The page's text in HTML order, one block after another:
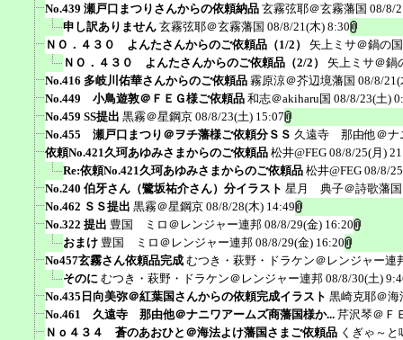
No.439 瀬戸口まつりさんからの依頼納品 玄霧弦耶＠玄霧藩国 08/8/
申し訳ありません 玄霧弦耶＠玄霧藩国 08/8/21(木) 8:30
ＮＯ．４３０ よんたさんからのご依頼品（1/2）
矢上ミサ＠鍋の国
ＮＯ．４３０ よんたさんからのご依頼品（2/2）
矢上ミサ＠鍋
No.416 多岐川佑華さんからのご依頼品 霧原涼＠芥辺境藩国 08/8/21(
No.449 小鳥遊敦＠ＦＥＧ様ご依頼品 和志＠akiharu国 08/8/23(土)
No.459 SS提出 黒霧＠星鋼京 08/8/23(土) 15:07
No.455 瀬戸口まつり＠ヲチ藩様ご依頼分ＳＳ 久遠寺 那由他＠ナ
依頼No.421久珂あゆみさまからのご依頼品 松井@FEG 08/8/25(月)
Re:依頼No.421久珂あゆみさまからのご依頼品 松井@FEG 08/8/
No.240 伯牙さん（鷺坂祐介さん）分イラスト 星月 典子＠詩歌藩国
No.462 ＳＳ提出 黒霧＠星鋼京 08/8/28(木) 14:49
No.322 提出 豊国 ミロ＠レンジャー連邦 08/8/29(金) 16:20
おまけ 豊国 ミロ＠レンジャー連邦 08/8/29(金) 16:20
No457玄霧さん依頼品完成 むつき・萩野・ドラケン＠レンジャー連
そのに むつき・萩野・ドラケン＠レンジャー連邦 08/8/30(土)
No.435日向美弥＠紅葉国さんからの依頼完成イラスト 黒崎克耶＠海
No.461 久遠寺 那由他＠ナニワアームズ商藩国様か... 芹沢琴＠Ｆ
Ｎｏ４３４ 蒼のあおひと＠海法よけ藩国さまご依頼品 くぎゃ～